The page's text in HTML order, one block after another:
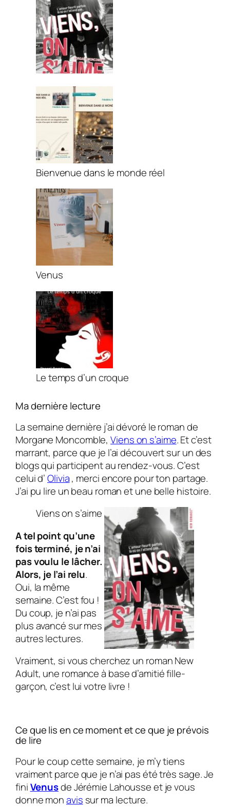
Bienvenue dans le monde réel
Venus
Le temps d’un croque
Ma dernière lecture
La semaine dernière j’ai dévoré le roman de
Morgane Moncomble,Viens on s’aime. Et c’est
marrant, parce que je l’ai découvert sur un des
blogs qui participent au rendez-vous. C’est
celui d’Olivia, merci encore pour ton partage.
J’ai pu lire un beau roman et une belle histoire.
Viens on s’aime
A tel point qu’une
fois terminé, je n’ai
pas voulu le lâcher.
Alors, je l’ai relu.
Oui, la même
semaine. C’est fou !
Du coup, je n’ai pas
plus avancé sur mes
autres lectures.
Vraiment, si vous cherchez un roman New
Adult, une romance à base d’amitié fille-
garçon, c’est lui votre livre !
Ce que lis en ce moment et ce que je prévois
de lire
Pour le coup cette semaine, je m’y tiens
vraiment parce que je n’ai pas été très sage. Je
finiVenusde Jérémie Lahousse et je vous
donne monavis sur ma lecture.